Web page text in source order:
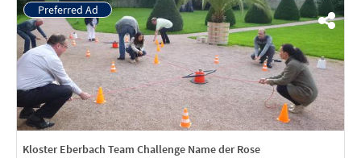
Kloster Eberbach Team Challenge Name der Rose